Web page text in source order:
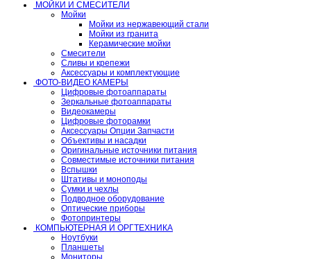
МОЙКИ И СМЕСИТЕЛИ
Мойки
Мойки из нержавеющий стали
Мойки из гранита
Керамические мойки
Смесители
Сливы и крепежи
Аксессуары и комплектующие
ФОТО-ВИДЕО КАМЕРЫ
Цифровые фотоаппараты
Зеркальные фотоаппараты
Видеокамеры
Цифровые фоторамки
Аксессуары Опции Запчасти
Объективы и насадки
Оригинальные источники питания
Совместимые источники питания
Вспышки
Штативы и моноподы
Сумки и чехлы
Подводное оборудование
Оптические приборы
Фотопринтеры
КОМПЬЮТЕРНАЯ И ОРГТЕХНИКА
Ноутбуки
Планшеты
Мониторы